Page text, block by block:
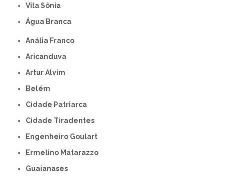
Vila Sônia
Água Branca
Anália Franco
Aricanduva
Artur Alvim
Belém
Cidade Patriarca
Cidade Tiradentes
Engenheiro Goulart
Ermelino Matarazzo
Guaianases